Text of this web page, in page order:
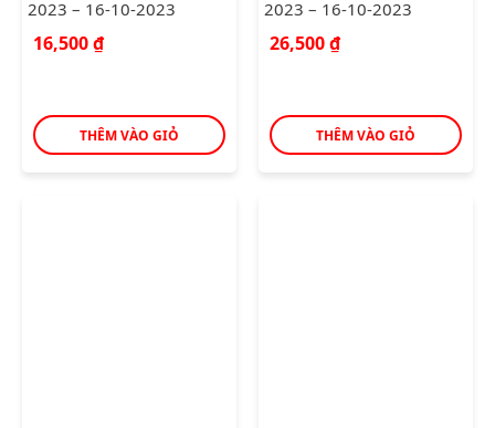
2023 – 16-10-2023
16,500₫
THÊM VÀO GIỎ
2023 – 16-10-2023
26,500₫
THÊM VÀO GIỎ